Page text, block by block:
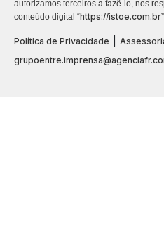
autorizamos terceiros a fazê-lo, nos
conteúdo digital “https://istoe.com.br
Política de Privacidade